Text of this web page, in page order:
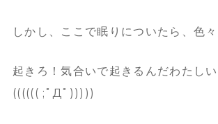
しかし、ここで眠りについたら、色
起きろ！気合いで起きるんだわたしい
(((((( ;ﾟДﾟ)))))